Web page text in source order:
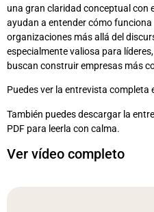
una gran claridad conceptual con
ayudan a entender cómo
organizaciones más allá del
especialmente valiosa para
buscan construir empresas más
Puedes ver la entrevista completa
También puedes descargar la
PDF para leerla con calma.
Ver vídeo completo